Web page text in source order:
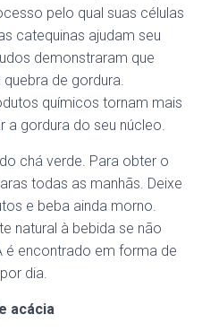
pelo qual suas células
catequinas ajudam seu
demonstraram que
de gordura.
químicos tornam mais
a gordura do seu núcleo.
chá verde. Para obter o
todas as manhãs. Deixe
e beba ainda morno.
natural à bebida se não
é encontrado em forma de
dia.
acácia